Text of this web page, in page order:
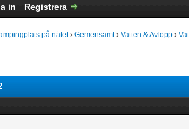
in Registrera
på nätet› Gemensamt› Vatten & Avlopp ›